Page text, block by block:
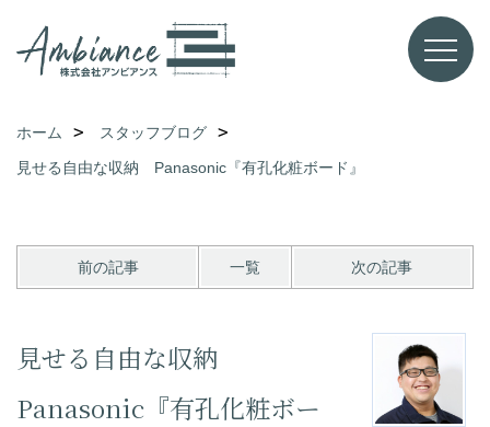
ホーム
スタッフブログ
見せる自由な収納 Panasonic『有孔化粧ボード』
前の記事 一覧 次の記事
見せる自由な収納
Panasonic『有孔化粧ボー